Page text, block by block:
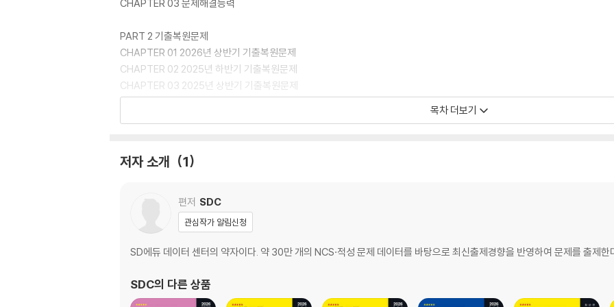
CHAPTER 03 문제해결능력
PART 2 기출복원문제
CHAPTER 01 2026년 상반기 기출복원문제
CHAPTER 02 2025년 하반기 기출복원문제
CHAPTER 03 2025년 상반기 기출복원문제
CHAPTER 04 2024년 하반기 기출복원문제
CHAPTER 08 2022년 기출복원문제
CHAPTER 10 2020년 기출복원문제
PART 3 주요 금융권 NCS 기출복원문제
CHAPTER 01 2025년 주요 금융권 NCS 기출복원문제
별 책 정답 및 해설
목차 더보기
저자 소개 1
편저 SDC
관심작가 알림신청
SD에듀 데이터 센터의 약자이다. 약 30만 개의 NCS·적성 문제 데이터를 바탕으로 최신출제경향을 반영하여 문제를 출제한
SDC의 다른 상품